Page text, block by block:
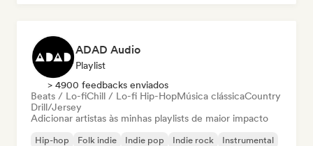
ADAD Audio
Playlist
> 4900 feedbacks enviados
Beats / Lo-fiChill / Lo-fi Hip-HopMúsica clássicaCountry
Drill/Jersey
Adicionar artistas às minhas playlists de maior impacto
Hip-hop Folk indie Indie pop Indie rock
Instrumental